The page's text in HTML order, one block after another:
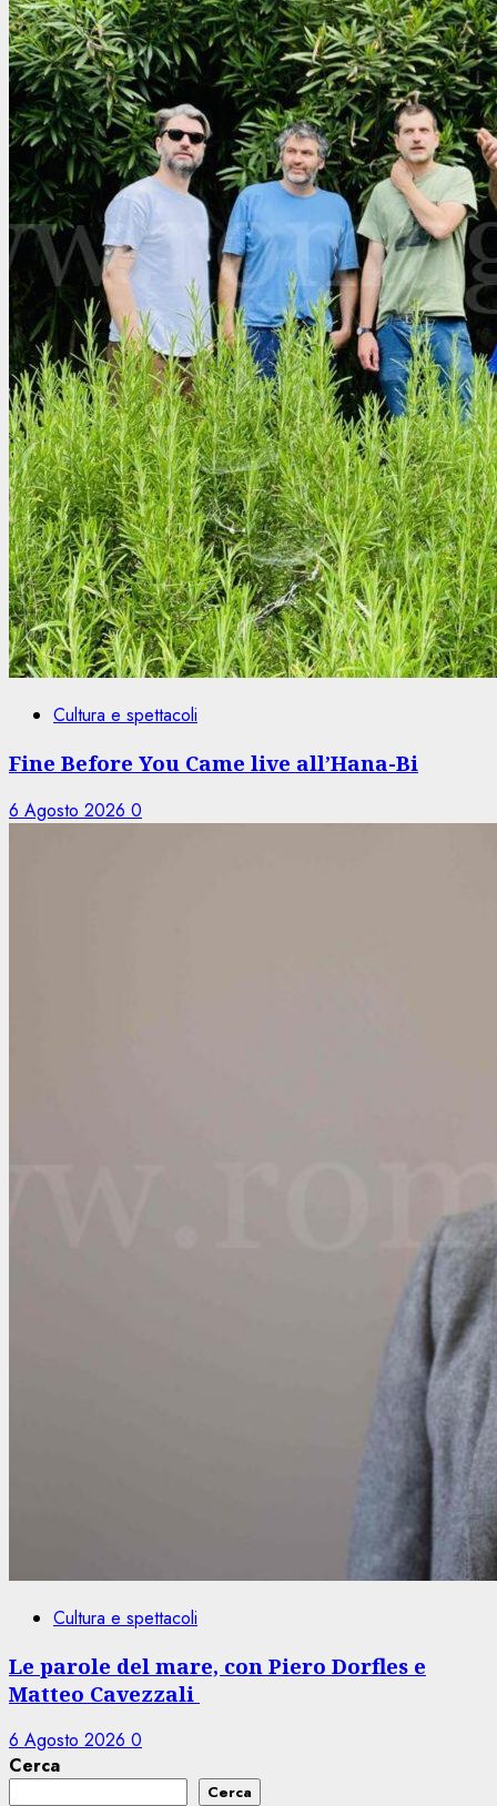
Cultura e spettacoli
Fine Before You Came live all’Hana-Bi
6 Agosto 2026 0
Cultura e spettacoli
Le parole del mare, con Piero Dorfles e
Matteo Cavezzali
6 Agosto 2026 0
Cerca
Cerca